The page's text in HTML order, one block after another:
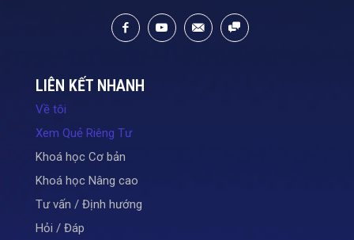
LIÊN KẾT NHANH
Về tôi
Xem Quẻ Riêng Tư
Khoá học Cơ bản
Khoá học Nâng cao
Tư vấn / Định hướng
Hỏi / Đáp